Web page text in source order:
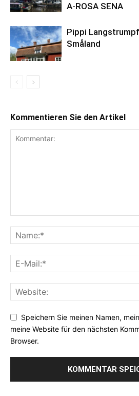
A-ROSA SENA
Pippi
Småland
Kommentieren Sie den Artikel
Speichern Sie meinen Namen,
meine Website für den nächsten
Browser.